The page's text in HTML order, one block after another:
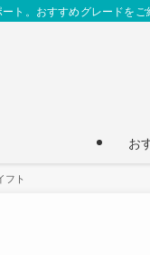
ト。おすすめグレードをご
お
フト